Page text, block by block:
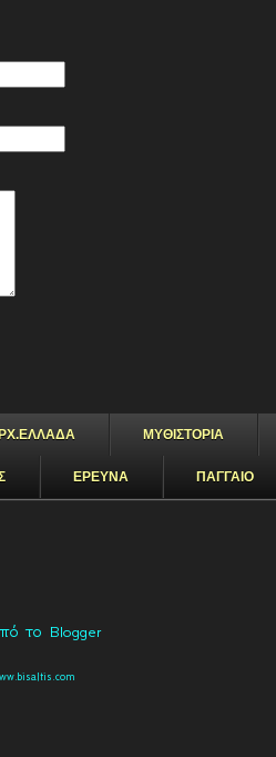
ΜΥΘΙΣΤΟΡΙΑ
ΕΡΕΥΝΑ ΠΑΓΓΑΙΟ
το Blogger